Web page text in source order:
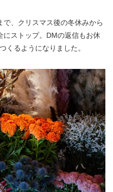
、クリスマス後の冬休みから
にストップ。DMの返信もお休
くるようになりました。